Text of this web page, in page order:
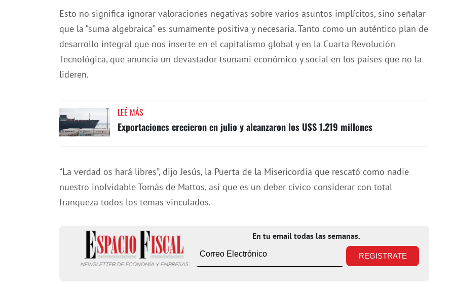
Esto no significa ignorar valoraciones negativas sobre varios asuntos implícitos, sino señalar
que la “suma algebraica” es sumamente positiva y necesaria. Tanto como un auténtico plan de
desarrollo integral que nos inserte en el capitalismo global y en la Cuarta Revolución
Tecnológica, que anuncia un devastador tsunami económico y social en los países que no la
lideren.
LEÉ MÁS
Exportaciones crecieron en julio y alcanzaron los U$S 1.219 millones
“La verdad os hará libres”, dijo Jesús, la Puerta de la Misericordia que rescató como nadie
nuestro inolvidable Tomás de Mattos, así que es un deber cívico considerar con total
franqueza todos los temas vinculados.
En tu email todas las semanas.